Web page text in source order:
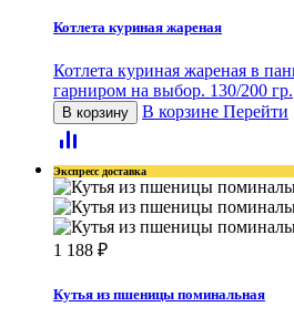
Котлета куриная жареная
Котлета куриная жареная в
гарниром на выбор. 130/200 гр.
В корзину В корзине Перейти
Экспресс доставка
1 188 ₽
Кутья из пшеницы поминальная